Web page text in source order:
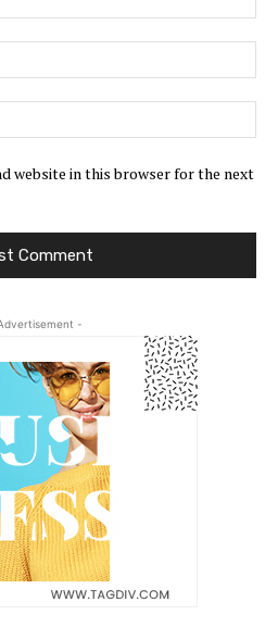
website in this browser for the next
-